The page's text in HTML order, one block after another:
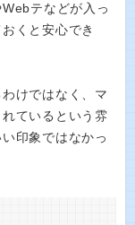
テなどが入っ
くと安心でき
けではなく、マ
ているという雰
印象ではなかっ